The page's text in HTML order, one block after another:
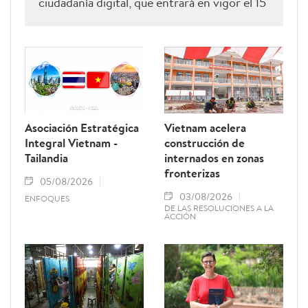
de sus principales disposiciones, el
documento instituye el 15 de octubre de
cada año como el Día del Ciudadano Digital
de Vietnam.
Asociación Estratégica
Integral Vietnam -
Tailandia
05/08/2026
ENFOQUES
Vietnam acelera
construcción de
internados en zonas
fronterizas
03/08/2026
DE LAS RESOLUCIONES A LA
ACCIÓN